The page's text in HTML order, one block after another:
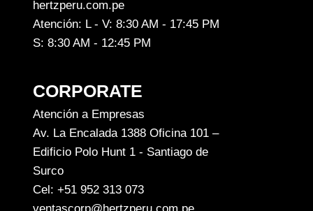
hertzperu.com.pe
Atención: L - V: 8:30 AM - 17:45 PM
S: 8:30 AM - 12:45 PM
CORPORATE
Atención a Empresas
Av. La Encalada 1388 Oficina 101 –
Edificio Polo Hunt 1 - Santiago de
Surco
Cel: +51 952 313 073